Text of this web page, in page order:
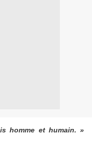
homme et humain. »